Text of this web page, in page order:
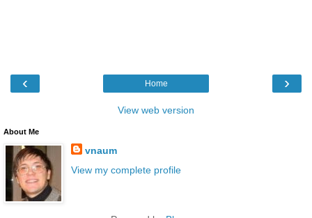
‹ ›
Home
View web version
About Me
vnaum
View my complete profile